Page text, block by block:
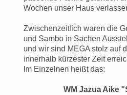
Wochen unser Haus
Zwischenzeitlich waren die
und Sambo in Sachen
und wir sind MEGA stolz auf
innerhalb kürzester Zeit
Im Einzelnen heißt das:
WM Jazua Aike